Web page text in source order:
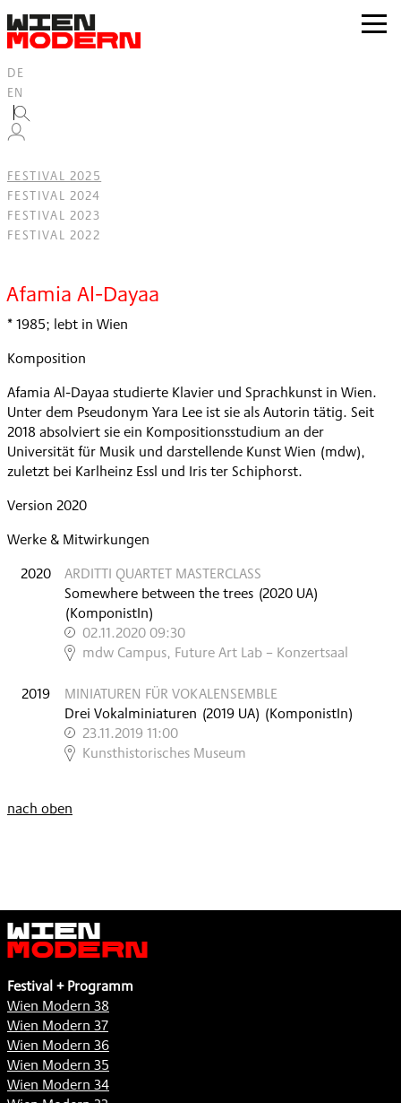
springen
zur
DE
EN
FESTIVAL 2025
FESTIVAL 2024
FESTIVAL 2023
FESTIVAL 2022
Afamia Al-Dayaa
* 1985; lebt in Wien
Komposition
Afamia Al-Dayaa studierte Klavier und Sprachkunst in Wien.
Unter dem Pseudonym Yara Lee ist sie als Autorin tätig. Seit
2018 absolviert sie ein Kompositionsstudium an der
Universität für Musik und darstellende Kunst Wien (mdw),
zuletzt bei Karlheinz Essl und Iris ter Schiphorst.
Version 2020
Werke & Mitwirkungen
2020
ARDITTI QUARTET MASTERCLASS
Somewhere between the trees (2020 UA)
(KomponistIn)
02.11.2020 09:30
,
mdw Campus, Future Art Lab – Konzertsaal
2019
MINIATUREN FÜR VOKALENSEMBLE
Drei Vokalminiaturen (2019 UA) (KomponistIn)
23.11.2019 11:00
,
Kunsthistorisches Museum
nach oben
Wien
Modern
Festival + Programm
Wien Modern 38
Wien Modern 37
Wien Modern 36
Wien Modern 35
Wien Modern 34